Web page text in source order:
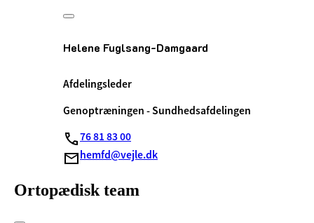
Helene Fuglsang-Damgaard
Afdelingsleder
Genoptræningen - Sundhedsafdelingen
76 81 83 00
hemfd@vejle.dk
Ortopædisk team